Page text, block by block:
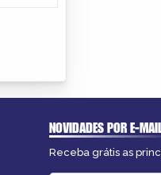
NOVIDADES POR E-
Receba grátis as